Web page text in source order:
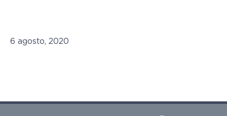
6 agosto, 2020